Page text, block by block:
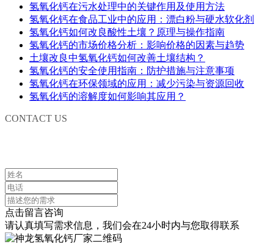
氢氧化钙在污水处理中的关键作用及使用方法
氢氧化钙在食品工业中的应用：漂白粉与硬水软化剂
氢氧化钙如何改良酸性土壤？原理与操作指南
氢氧化钙的市场价格分析：影响价格的因素与趋势
土壤改良中氢氧化钙如何改善土壤结构？
氢氧化钙的安全使用指南：防护措施与注意事项
氢氧化钙在环保领域的应用：减少污染与资源回收
氢氧化钙的溶解度如何影响其应用？
CONTACT US
点击留言咨询
请认真填写需求信息，我们会在24小时内与您取得联系